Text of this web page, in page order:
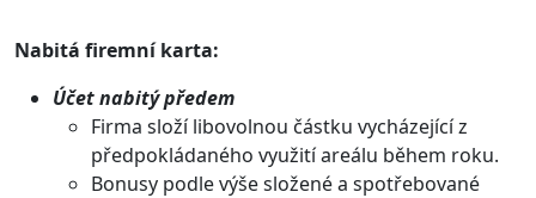
Nabitá firemní karta:
Účet nabitý předem
Firma složí libovolnou částku vycházející z
předpokládaného využití areálu během roku.
Bonusy podle výše složené a spotřebované